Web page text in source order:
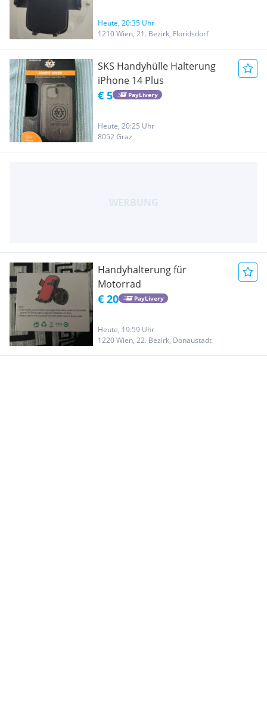
Heute, 20:35 Uhr
1210 Wien, 21. Bezirk, Floridsdorf
SKS Handyhülle Halterung
iPhone 14 Plus
€ 5 PayLivery
Heute, 20:25 Uhr
8052 Graz
Handyhalterung für
Motorrad
€ 20 PayLivery
Heute, 19:59 Uhr
1220 Wien, 22. Bezirk, Donaustadt